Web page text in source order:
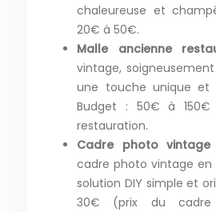
chaleureuse et
20€ à 50€.
Malle ancienne
vintage,
une touche unique et
Budget : 50€ à
restauration.
Cadre photo
cadre photo vintage
solution DIY simple et
30€ (prix du